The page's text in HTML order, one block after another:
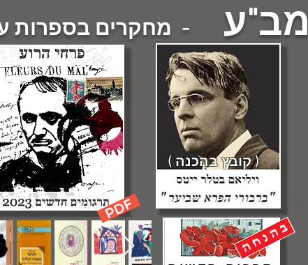
מב"ע - מחקרים בספרות
( קובץ בהכנה )